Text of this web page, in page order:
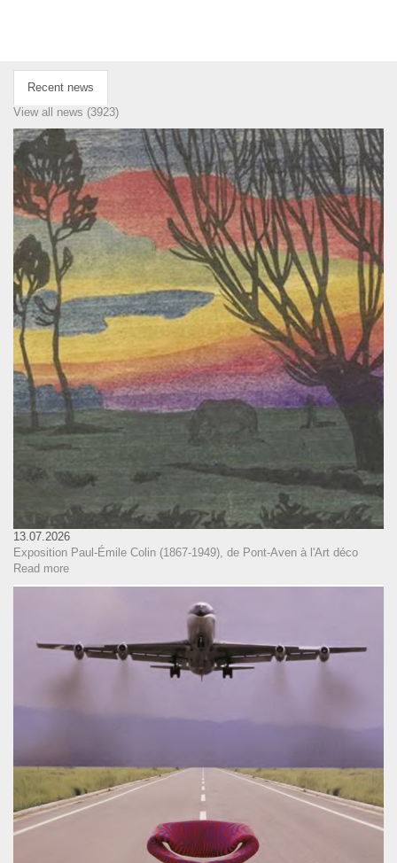
Recent news
View all news (3923)
13.07.2026
Exposition Paul-Émile Colin (1867-1949), de Pont-Aven à l'Art déco
Read more